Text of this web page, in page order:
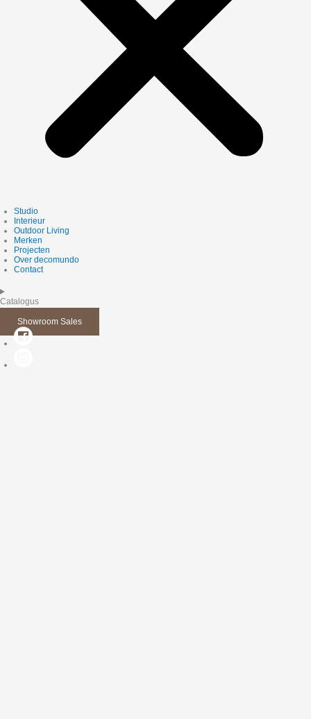
Studio
Interieur
Outdoor Living
Merken
Projecten
Over decomundo
Contact
Catalogus
Showroom Sales